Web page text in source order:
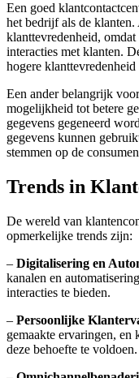
Een goed
het bedrijf als de
klanttevredenheid,
interacties met klanten.
hogere
Een ander belangrijk
mogelijkheid tot betere
gegevens gegeneerd
gegevens kunnen
stemmen op de
Trends in
De wereld van
opmerkelijke trends zijn:
– Digitalisering en
kanalen en
interacties te bieden.
– Persoonlijke
gemaakte ervaringen, en
deze behoefte te voldoen.